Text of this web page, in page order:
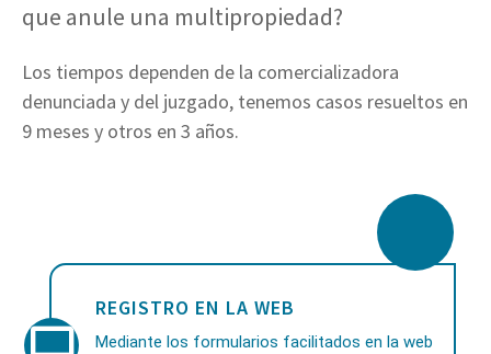
que anule una multipropiedad?
Los tiempos dependen de la comercializadora
denunciada y del juzgado, tenemos casos resueltos en
9 meses y otros en 3 años.
REGISTRO EN LA WEB
Mediante los formularios facilitados en la web